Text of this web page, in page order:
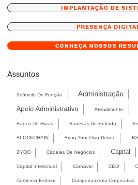
IMPLANTAÇÃO DE
PRESENÇA
CONHEÇA NOSSOS
Assuntos
Acúmulo De Função Administração
Apoio Administrativo Atendimento
Banco De Horas Barreiras De Entrada
BLOCKCHAIN Bring Your Own Device
BYOD Cadeias De Negócios Capital
Capital Intelectual Carnaval CEO
Comercio Exterior Comportamento Corporativo